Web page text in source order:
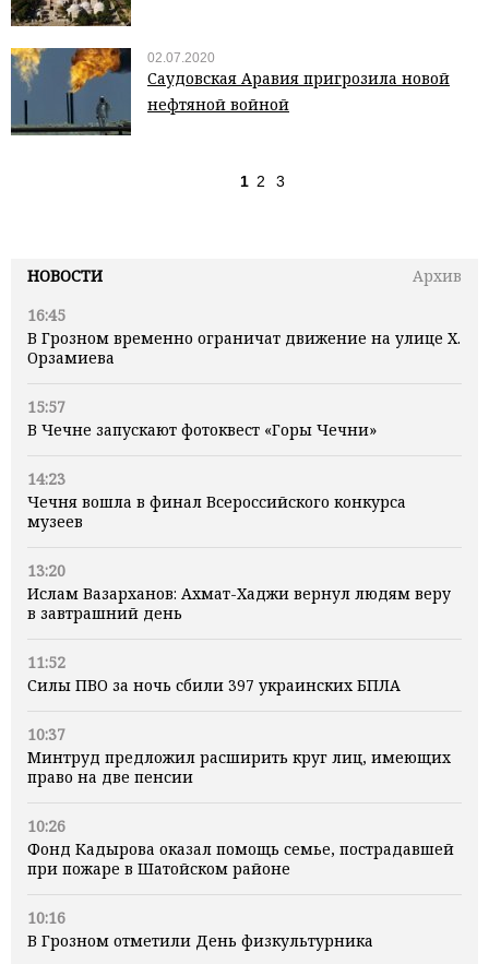
НОВОСТИ
Архив
16:45
В Грозном временно ограничат движение на улице Х.
Орзамиева
15:57
В Чечне запускают фотоквест «Горы Чечни»
14:23
Чечня вошла в финал Всероссийского конкурса
музеев
13:20
Ислам Вазарханов: Ахмат-Хаджи вернул людям веру
в завтрашний день
11:52
Силы ПВО за ночь сбили 397 украинских БПЛА
10:37
Минтруд предложил расширить круг лиц, имеющих
право на две пенсии
10:26
Фонд Кадырова оказал помощь семье, пострадавшей
при пожаре в Шатойском районе
10:16
В Грозном отметили День физкультурника
02.07.2020
Саудовская Аравия пригрозила новой
нефтяной войной
1 2 3